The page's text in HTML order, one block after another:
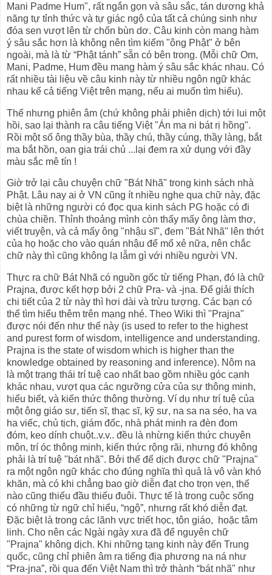
Mani Padme Hum", rất ngắn gọn và sâu sắc, tán dương khả
năng tự tỉnh thức và tự giác ngộ của tất cả chúng sinh như
đóa sen vượt lên từ chốn bùn dơ. Câu kinh còn mang hàm
ý sâu sắc hơn là không nên tìm kiếm "ông Phật" ở bên
ngoài, mà là từ “Phật tánh” sẵn có bên trong. (Mỗi chữ Om,
Mani, Padme, Hum đều mang hàm ý sâu sắc khác nhau. Có
rất nhiều tài liệu về câu kinh này từ nhiều ngôn ngữ khác
nhau kể cả tiếng Việt trên mạng, nếu ai muốn tìm hiểu).
Thế nhưng phiên âm (chứ không phải phiên dịch) tới lui một
hồi, sao lại thành ra câu tiếng Việt "Án ma ni bát rị hồng".
Rồi một số ông thầy bùa, thầy chú, thầy cúng, thầy làng, bắt
ma bắt hồn, oan gia trái chủ ...lại đem ra xử dụng với đầy
màu sắc mê tín !
Giờ trở lại câu chuyện chữ "Bát Nhã" trong kinh sách nhà
Phật. Lâu nay ai ở VN cũng ít nhiều nghe qua chữ này, đặc
biệt là những người có đọc qua kinh sách PG hoặc có đi
chùa chiền. Thỉnh thoảng mình còn thấy mấy ông làm thơ,
viết truyện, và cả mấy ông "nhậu sĩ", đem "Bát Nhã" lên thớt
của họ hoặc cho vào quán nhậu để mổ xẻ nữa, nên chắc
chữ này thì cũng không lạ lẫm gì với nhiều người VN.
Thực ra chữ Bát Nhã có nguồn gốc từ tiếng Phạn, đó là chữ
Prajna, được kết hợp bởi 2 chữ Pra- và -jna. Để giải thích
chi tiết của 2 từ này thì hơi dài và trừu tượng. Các bạn có
thể tìm hiểu thêm trên mạng nhé. Theo Wiki thì "Prajna"
được nói đến như thế này (is used to refer to the highest
and purest form of wisdom, intelligence and understanding.
Prajna is the state of wisdom which is higher than the
knowledge obtained by reasoning and inference). Nôm na
là một trạng thái trí tuệ cao nhất bao gồm nhiều góc cạnh
khác nhau, vượt qua các ngưỡng cửa của sự thông minh,
hiểu biết, và kiến thức thông thường. Ví dụ như trí tuệ của
một ông giáo sư, tiến sĩ, thạc sĩ, kỹ sư, na sa na séo, ha va
ha viếc, chủ tịch, giám đốc, nhà phát minh ra đèn đom
đóm, keo dính chuột..v.v.. đều là nhừng kiến thức chuyên
môn, trí óc thông minh, kiến thức rộng rãi, nhưng đó không
phải là trí tuệ "bát nhã". Bởi thế để dịch được chữ "Prajna"
ra một ngôn ngữ khác cho đúng nghĩa thì quả là vô vàn khó
khăn, mà có khi chẳng bao giờ diễn đạt cho trọn vẹn, thế
nào cũng thiếu đầu thiếu đuôi. Thực tế là trong cuộc sống
có những từ ngữ chỉ hiểu, “ngộ”, nhưng rất khó diễn đạt.
Đặc biệt là trong các lãnh vực triết học, tôn giáo, hoặc tâm
linh. Cho nên các Ngài ngày xưa đã để nguyên chữ
"Prajna" không dịch. Khi những tạng kinh này đến Trung
quốc, cũng chỉ phiên âm ra tiếng địa phương na ná như
“Pra-jna”, rồi qua đến Việt Nam thì trở thành “bát nhã" như